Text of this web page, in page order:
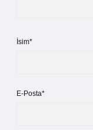
İsim*
E-Posta*